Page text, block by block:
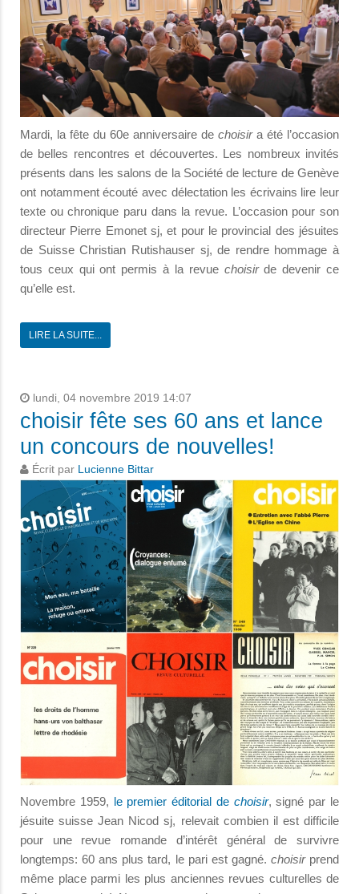
Mardi, la fête du 60e anniversaire de choisira été l’occasion
de belles rencontres et découvertes. Les nombreux invités
présents dans les salons de la Société de lecture de Genève
ont notamment écouté avec délectation les écrivains lire leur
texte ou chronique paru dans la revue. L’occasion pour son
directeur Pierre Emonet sj, et pour le provincial des jésuites
de Suisse Christian Rutishauser sj, de rendre hommage à
tous ceux qui ont permis à la revue choisirde devenir ce
qu’elle est.
LIRE LA SUITE...
lundi, 04 novembre 2019 14:07
choisir fête ses 60 ans et lance
un concours de nouvelles!
Écrit par Lucienne Bittar
Novembre 1959, le premier éditorial de choisir, signé par le
jésuite suisse Jean Nicod sj, relevait combien il est difficile
pour une revue romande d’intérêt général de survivre
longtemps: 60 ans plus tard, le pari est gagné. choisirprend
même place parmi les plus anciennes revues culturelles de